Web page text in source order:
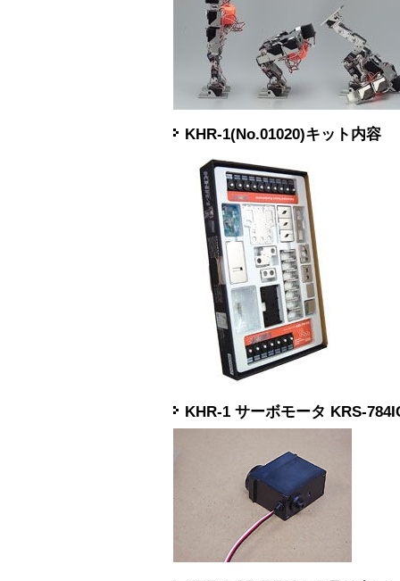
KHR-1(No.01020)キット内容
KHR-1 サーボモータ KRS-